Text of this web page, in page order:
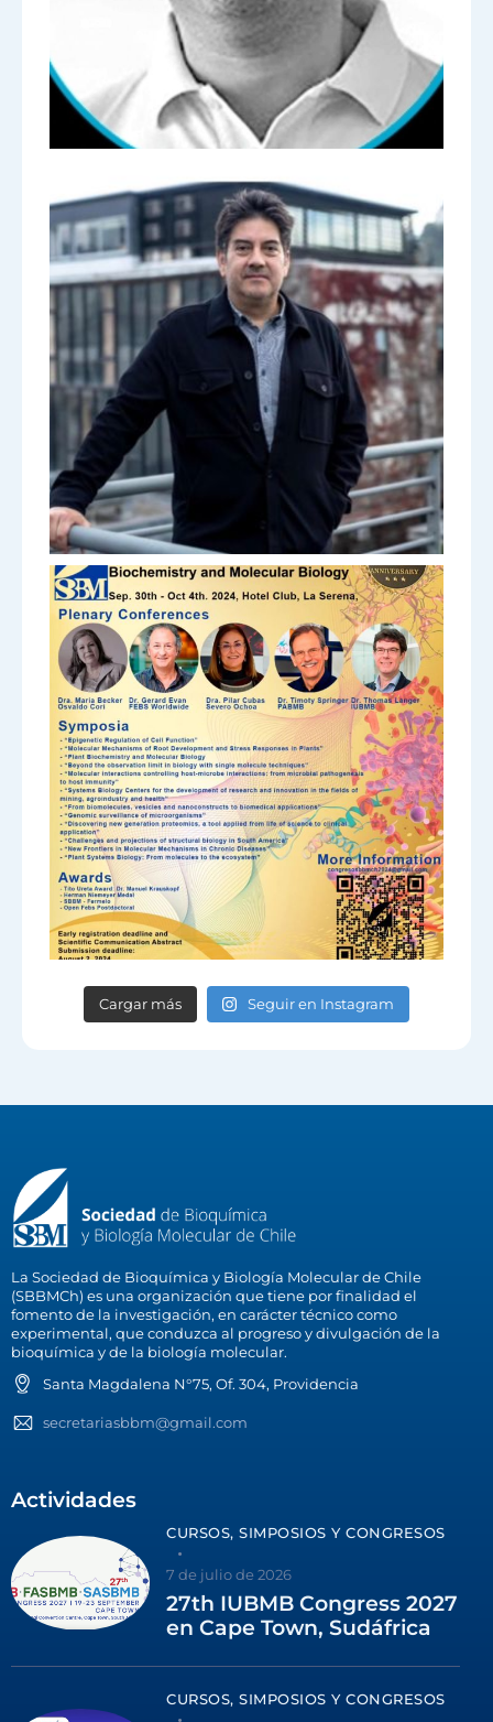
Cargar más Seguir en Instagram
La Sociedad de Bioquímica y Biología Molecular de Chile
(SBBMCh) es una organización que tiene por finalidad el
fomento de la investigación, en carácter técnico como
experimental, que conduzca al progreso y divulgación de la
bioquímica y de la biología molecular.
Santa Magdalena N°75, Of. 304, Providencia
secretariasbbm@gmail.com
Actividades
CURSOS, SIMPOSIOS Y CONGRESOS
7 de julio de 2026
27th IUBMB Congress 2027
en Cape Town, Sudáfrica
CURSOS, SIMPOSIOS Y CONGRESOS